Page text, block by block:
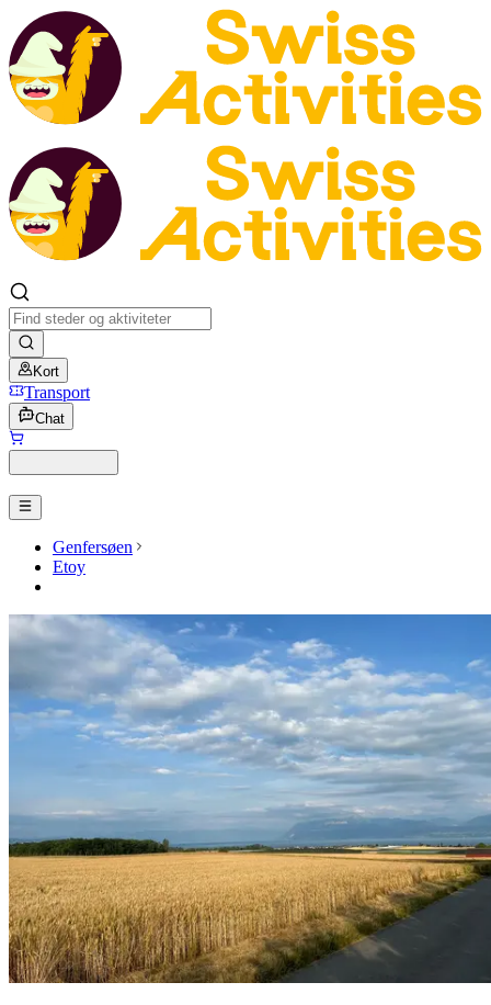
Kort
Transport
Chat
Genfersøen
Etoy